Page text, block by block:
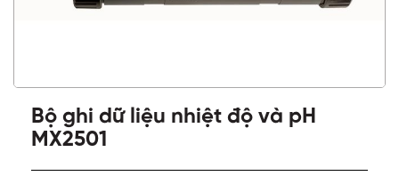
Bộ ghi dữ liệu nhiệt độ và pH
MX2501